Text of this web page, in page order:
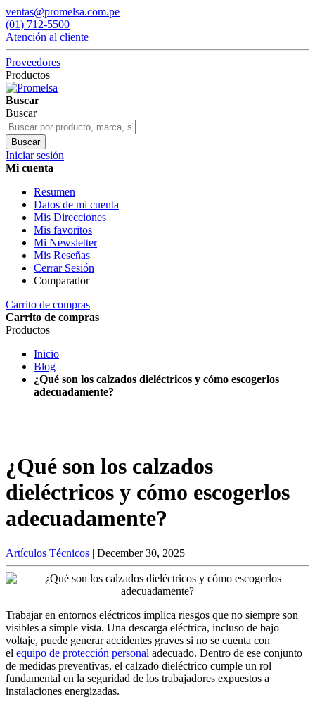
ventas@promelsa.com.pe
(01) 712-5500
Atención al cliente
Proveedores
Productos
Buscar
Buscar
Buscar
Iniciar sesión
Mi cuenta
Resumen
Datos de mi cuenta
Mis Direcciones
Mis favoritos
Mi Newsletter
Mis Reseñas
Cerrar Sesión
Comparador
Carrito de compras
Carrito de compras
Productos
Inicio
Blog
¿Qué son los calzados dieléctricos y cómo escogerlos
adecuadamente?
¿Qué son los calzados
dieléctricos y cómo escogerlos
adecuadamente?
Artículos Técnicos | December 30, 2025
Trabajar en entornos eléctricos implica riesgos que no siempre son
visibles a simple vista. Una descarga eléctrica, incluso de bajo
voltaje, puede generar accidentes graves si no se cuenta con
el equipo de protección personal adecuado. Dentro de ese conjunto
de medidas preventivas, el calzado dieléctrico cumple un rol
fundamental en la seguridad de los trabajadores expuestos a
instalaciones energizadas.